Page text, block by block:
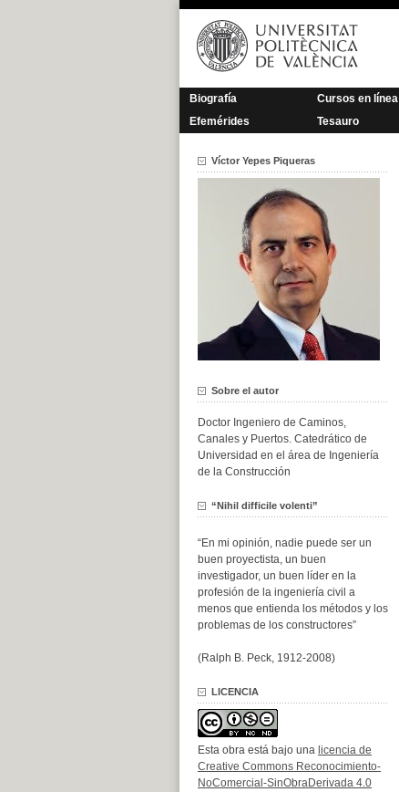
Saltar
contenido
Biografía Cursos en línea
Efemérides
Tesauro
Víctor Yepes Piqueras
Sobre el autor
Doctor Ingeniero de Caminos,
Canales y Puertos. Catedrático de
Universidad en el área de Ingeniería
de la Construcción
“Nihil difficile volenti”
“En mi opinión, nadie puede ser un
buen proyectista, un buen
investigador, un buen líder en la
profesión de la ingeniería civil a
menos que entienda los métodos y los
problemas de los constructores”
(Ralph B. Peck, 1912-2008)
LICENCIA
Esta obra está bajo una licencia de
Creative Commons Reconocimiento-
NoComercial-SinObraDerivada 4.0